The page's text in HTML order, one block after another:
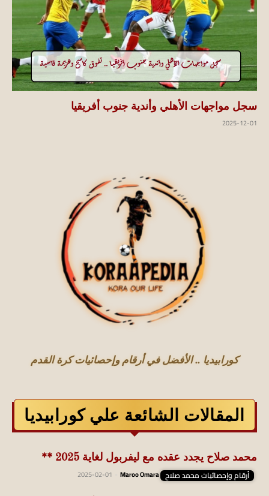
سجل مواجهات الأهلي وأندية جنوب أفريقيا
2025-12-01
كورابيديا .. الأفضل في أرقام وإحصائيات كرة القدم
المقالات الشائعة علي كورابيديا
محمد صلاح يجدد عقده مع ليفربول لغاية 2025 **
أرقام وإحصائيات محمد صلاح Maroo Omara
2025-02-01